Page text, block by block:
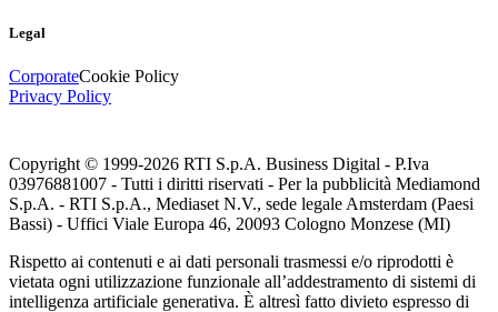
Legal
CorporateCookie Policy
Privacy Policy
Copyright © 1999-2026 RTI S.p.A. Business Digital - P.Iva
03976881007 - Tutti i diritti riservati - Per la pubblicità Mediamond
S.p.A. - RTI S.p.A., Mediaset N.V., sede legale Amsterdam (Paesi
Bassi) - Uffici Viale Europa 46, 20093 Cologno Monzese (MI)
Rispetto ai contenuti e ai dati personali trasmessi e/o riprodotti è
vietata ogni utilizzazione funzionale all’addestramento di sistemi di
intelligenza artificiale generativa. È altresì fatto divieto espresso di